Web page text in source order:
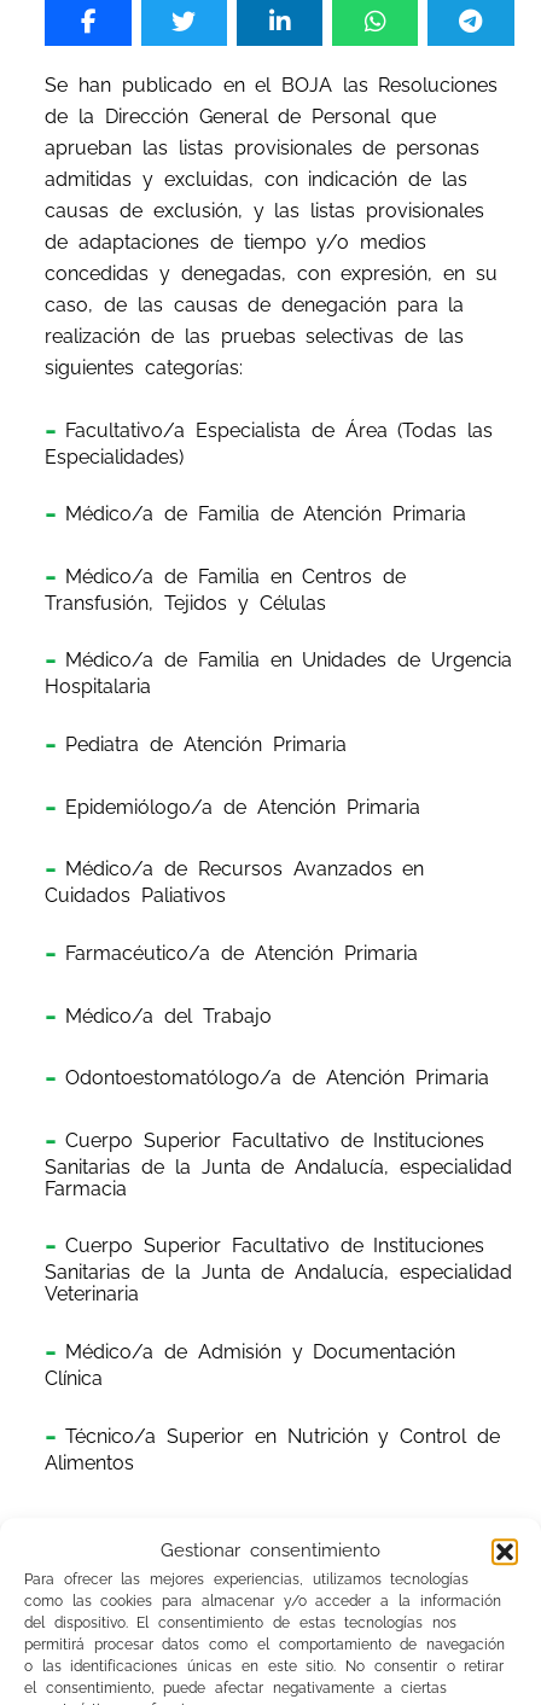
Gestionar consentimiento
Para ofrecer las mejores experiencias, utilizamos tecnologías
como las cookies para almacenar y/o acceder a la información
del dispositivo. El consentimiento de estas tecnologías nos
permitirá procesar datos como el comportamiento de navegación
o las identificaciones únicas en este sitio. No consentir o retirar
el consentimiento, puede afectar negativamente a ciertas
Se han publicado en el BOJA las Resoluciones
de la Dirección General de Personal que
aprueban las listas provisionales de personas
admitidas y excluidas, con indicación de las
causas de exclusión, y las listas provisionales
de adaptaciones de tiempo y/o medios
concedidas y denegadas, con expresión, en su
caso, de las causas de denegación para la
realización de las pruebas selectivas de las
siguientes categorías:
Facultativo/a Especialista de Área (Todas las
Especialidades)
Médico/a de Familia de Atención Primaria
Médico/a de Familia en Centros de
Transfusión, Tejidos y Células
Médico/a de Familia en Unidades de Urgencia
Hospitalaria
Pediatra de Atención Primaria
Epidemiólogo/a de Atención Primaria
Médico/a de Recursos Avanzados en
Cuidados Paliativos
Farmacéutico/a de Atención Primaria
Médico/a del Trabajo
Odontoestomatólogo/a de Atención Primaria
Cuerpo Superior Facultativo de Instituciones
Sanitarias de la Junta de Andalucía, especialidad
Farmacia
Cuerpo Superior Facultativo de Instituciones
Sanitarias de la Junta de Andalucía, especialidad
Veterinaria
Médico/a de Admisión y Documentación
Clínica
Técnico/a Superior en Nutrición y Control de
Alimentos
La concesión de adaptación de tiempo y/o
medios para la realización de las pruebas que
forman parte de esta convocatoria no dará
derecho a la realización de las mismas, en
caso de ser excluido/a en el listado definitivo